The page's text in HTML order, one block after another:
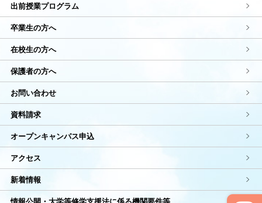
出前授業プログラム
卒業生の方へ
在校生の方へ
保護者の方へ
お問い合わせ
資料請求
オープンキャンパス申込
アクセス
新着情報
情報公開・大学等修学支援法に係る機関要件等